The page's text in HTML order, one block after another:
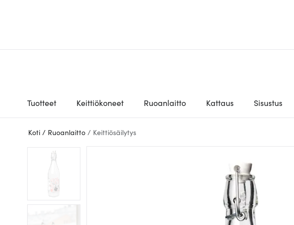
Tuotteet Keittiökoneet Ruoanlaitto Kattaus Sisustus
Koti / Ruoanlaitto / Keittiösäilytys